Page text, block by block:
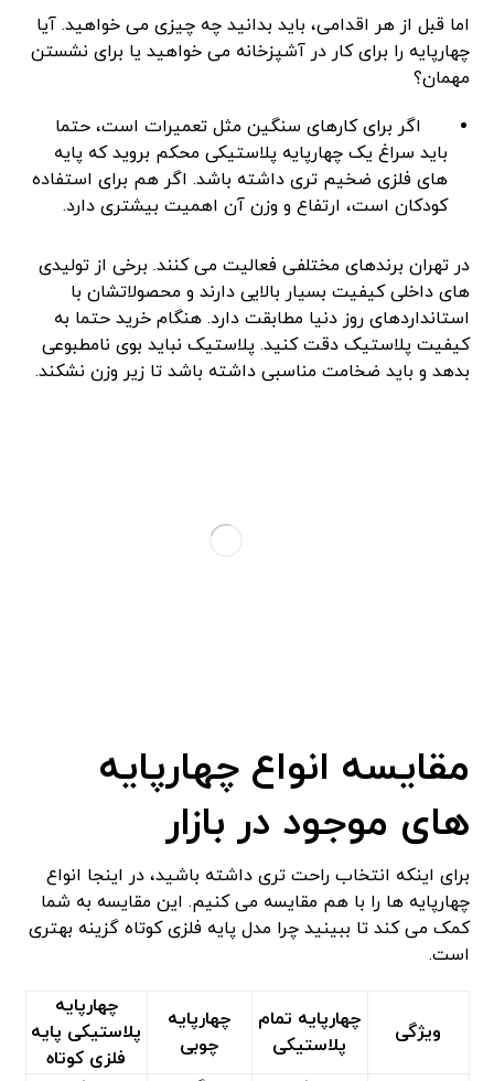
اما قبل از هر اقدامی، باید بدانید چه چیزی می ‌خواهید. آیا
چهارپایه را برای کار در آشپزخانه می ‌خواهید یا برای نشستن
مهمان؟
اگر برای کارهای سنگین مثل تعمیرات است، حتما
باید سراغ یک چهارپایه پلاستیکی محکم بروید که پایه‌
های فلزی ضخیم ‌تری داشته باشد. اگر هم برای استفاده
کودکان است، ارتفاع و وزن آن اهمیت بیشتری دارد.
در تهران برندهای مختلفی فعالیت می ‌کنند. برخی از تولیدی
‌های داخلی کیفیت بسیار بالایی دارند و محصولاتشان با
استانداردهای روز دنیا مطابقت دارد. هنگام خرید حتما به
کیفیت پلاستیک دقت کنید. پلاستیک نباید بوی نامطبوعی
بدهد و باید ضخامت مناسبی داشته باشد تا زیر وزن نشکند.
مقایسه انواع چهارپایه‌
های موجود در بازار
برای اینکه انتخاب راحت ‌تری داشته باشید، در اینجا انواع
چهارپایه ‌ها را با هم مقایسه می ‌کنیم. این مقایسه به شما
کمک می‌ کند تا ببینید چرا مدل پایه فلزی کوتاه گزینه بهتری
است.
ویژگی
چهارپایه تمام
پلاستیکی
چهارپایه
چوبی
چهارپایه
پلاستیکی پایه
فلزی کوتاه